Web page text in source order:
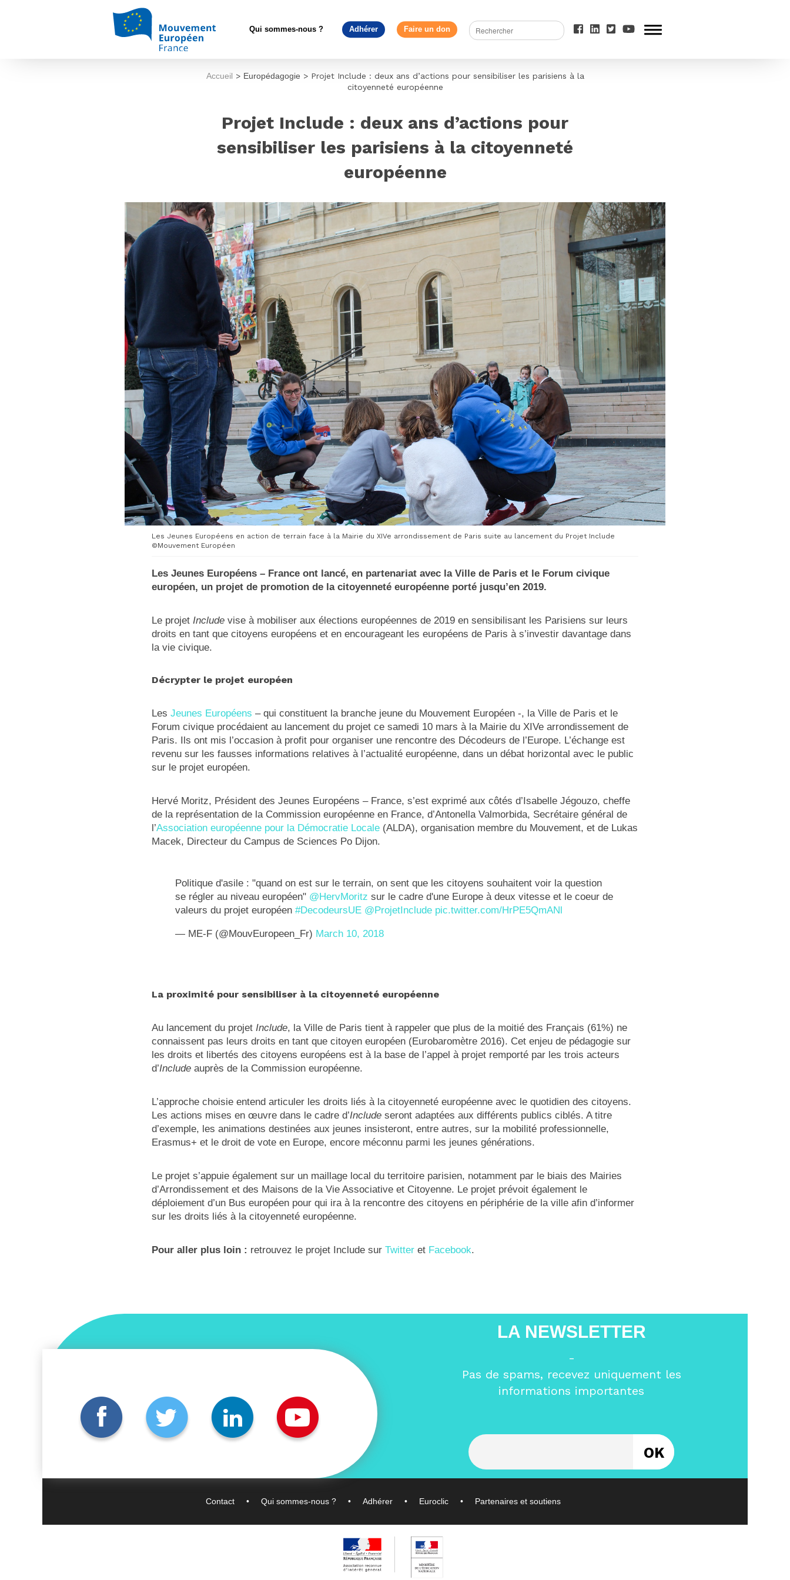
Qui sommes-nous ? Adhérer Faire un don
Accueil > Europédagogie > Projet Include : deux ans d’actions pour sensibiliser les parisiens à la
citoyenneté européenne
Projet Include : deux ans d’actions pour
sensibiliser les parisiens à la citoyenneté
européenne
Les Jeunes Européens en action de terrain face à la Mairie du XIVe arrondissement de Paris suite au lancement du Projet Include
©Mouvement Européen
Les Jeunes Européens – France ont lancé, en partenariat avec la Ville de Paris et le Forum civique
européen, un projet de promotion de la citoyenneté européenne porté jusqu’en 2019.
Le projet Include vise à mobiliser aux élections européennes de 2019 en sensibilisant les Parisiens sur leurs
droits en tant que citoyens européens et en encourageant les européens de Paris à s’investir davantage dans
la vie civique.
Décrypter le projet européen
Les Jeunes Européens – qui constituent la branche jeune du Mouvement Européen -, la Ville de Paris et le
Forum civique procédaient au lancement du projet ce samedi 10 mars à la Mairie du XIVe arrondissement de
Paris. Ils ont mis l’occasion à profit pour organiser une rencontre des Décodeurs de l’Europe. L’échange est
revenu sur les fausses informations relatives à l’actualité européenne, dans un débat horizontal avec le public
sur le projet européen.
Hervé Moritz, Président des Jeunes Européens – France, s’est exprimé aux côtés d’Isabelle Jégouzo, cheffe
de la représentation de la Commission européenne en France, d’Antonella Valmorbida, Secrétaire général de
l’Association européenne pour la Démocratie Locale (ALDA), organisation membre du Mouvement, et de Lukas
Macek, Directeur du Campus de Sciences Po Dijon.
Politique d'asile : "quand on est sur le terrain, on sent que les citoyens souhaitent voir la question
se régler au niveau européen" @HervMoritz sur le cadre d'une Europe à deux vitesse et le coeur de
valeurs du projet européen #DecodeursUE @ProjetInclude pic.twitter.com/HrPE5QmANl
— ME-F (@MouvEuropeen_Fr) March 10, 2018
La proximité pour sensibiliser à la citoyenneté européenne
Au lancement du projet Include, la Ville de Paris tient à rappeler que plus de la moitié des Français (61%) ne
connaissent pas leurs droits en tant que citoyen européen (Eurobaromètre 2016). Cet enjeu de pédagogie sur
les droits et libertés des citoyens européens est à la base de l’appel à projet remporté par les trois acteurs
d’Include auprès de la Commission européenne.
L’approche choisie entend articuler les droits liés à la citoyenneté européenne avec le quotidien des citoyens.
Les actions mises en œuvre dans le cadre d’Include seront adaptées aux différents publics ciblés. A titre
d’exemple, les animations destinées aux jeunes insisteront, entre autres, sur la mobilité professionnelle,
Erasmus+ et le droit de vote en Europe, encore méconnu parmi les jeunes générations.
Le projet s’appuie également sur un maillage local du territoire parisien, notamment par le biais des Mairies
d’Arrondissement et des Maisons de la Vie Associative et Citoyenne. Le projet prévoit également le
déploiement d’un Bus européen pour qui ira à la rencontre des citoyens en périphérie de la ville afin d’informer
sur les droits liés à la citoyenneté européenne.
Pour aller plus loin : retrouvez le projet Include sur Twitter et Facebook.
LA NEWSLETTER
-
Pas de spams, recevez uniquement les
informations importantes
Contact Qui sommes-nous ? Adhérer Euroclic Partenaires et soutiens